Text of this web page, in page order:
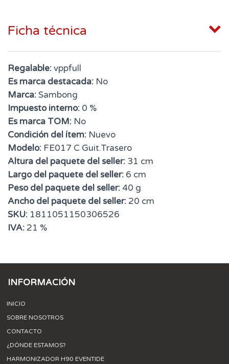
Ficha técnica
Regalable:vppfull
Es marca destacada: No
Marca:Sambong
Impuesto interno: 0 %
Es marca TOM: No
Condición del ítem: Nuevo
Modelo: FE017 C Guit.Trasero
Altura del paquete del seller: 31 cm
Largo del paquete del seller: 6 cm
Peso del paquete del seller: 40 g
Ancho del paquete del seller: 20 cm
SKU: 1811051150306526
IVA: 21 %
INFORMACIÓN
INICIO
SOBRE NOSOTROS
CONTACTO
¿DÓNDE ESTAMOS?
HARMONIZADOR H90 EVENTIDE